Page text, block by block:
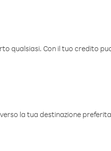
qualsiasi. Con il tuo credito
la tua destinazione